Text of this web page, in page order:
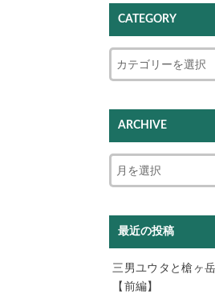
CATEGORY
ARCHIVE
最近の投稿
三男ユウタと槍ヶ
【前編】